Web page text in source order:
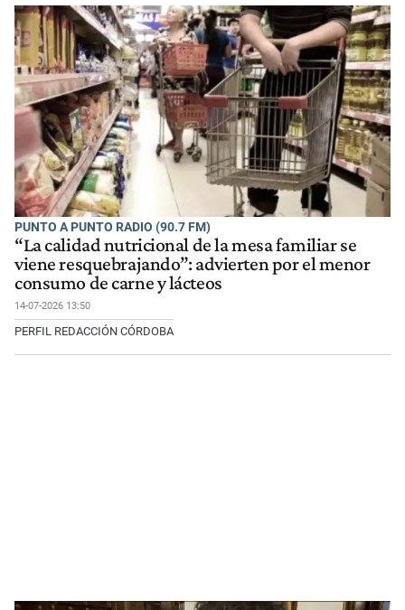
PUNTO A PUNTO RADIO (90.7 FM)
“La calidad nutricional de la mesa familiar se
viene resquebrajando”: advierten por el menor
consumo de carne y lácteos
14-07-2026 13:50
PERFIL REDACCIÓN CÓRDOBA